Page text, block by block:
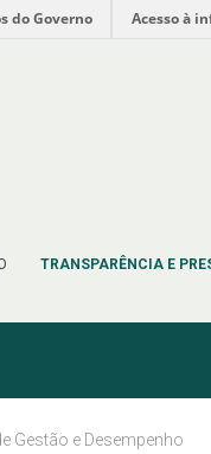
do Governo Acesso à
TRANSPARÊNCIA E
Gestão e Desempenho